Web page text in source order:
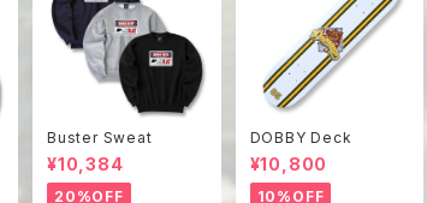
Buster Sweat
¥10,384
20%OFF
DOBBY Deck
¥10,800
10%OFF